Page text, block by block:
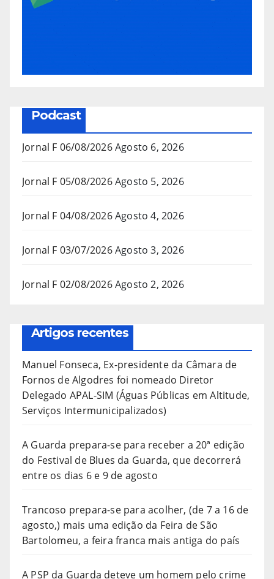
Podcast
Jornal F 06/08/2026Agosto 6, 2026
Jornal F 05/08/2026Agosto 5, 2026
Jornal F 04/08/2026Agosto 4, 2026
Jornal F 03/07/2026Agosto 3, 2026
Jornal F 02/08/2026Agosto 2, 2026
Artigos recentes
Manuel Fonseca, Ex-presidente da Câmara de
Fornos de Algodres foi nomeado Diretor
Delegado APAL-SIM (Águas Públicas em Altitude,
Serviços Intermunicipalizados)
A Guarda prepara-se para receber a 20ª edição
do Festival de Blues da Guarda, que decorrerá
entre os dias 6 e 9 de agosto
Trancoso prepara-se para acolher, (de 7 a 16 de
agosto,) mais uma edição da Feira de São
Bartolomeu, a feira franca mais antiga do país
A PSP da Guarda deteve um homem pelo crime